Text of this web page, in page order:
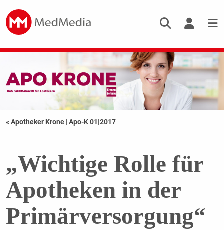
« Apotheker Krone |Apo-K 01|2017
„Wichtige Rolle für
Apotheken in der
Primärversorgung“